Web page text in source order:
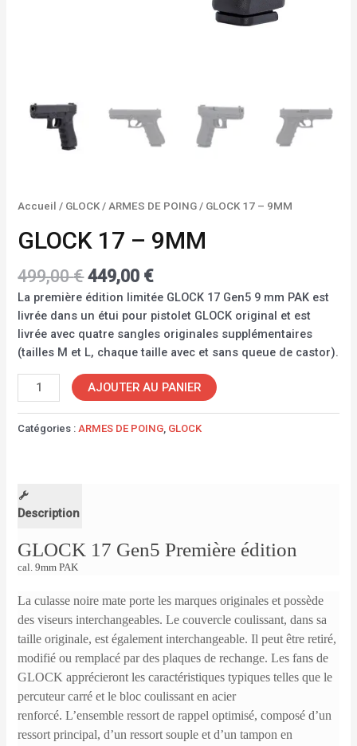
Accueil / GLOCK /ARMES DE POING / GLOCK 17 – 9MM
GLOCK 17 – 9MM
499,00€ 449,00 €
La première édition limitée GLOCK 17 Gen5 9 mm PAK est
livrée dans un étui pour pistolet GLOCK original et est
livrée avec quatre sangles originales supplémentaires
(tailles M et L, chaque taille avec et sans queue de castor).
AJOUTER AU PANIER
Catégories : ARMES DE POING GLOCK
Description
GLOCK 17 Gen5 Première édition
cal.9mm PAK
La culasse noire mate porte les marques originales et possède
des viseurs interchangeables.Le couvercle coulissant, dans sa
taille originale, est également interchangeable.Il peut être retiré,
modifié ou remplacé par des plaques de rechange.Les fans de
GLOCK apprécieront les caractéristiques typiques telles que le
percuteur carré et le bloc coulissant en acier
renforcé.L’ensemble ressort de rappel optimisé, composé d’un
ressort principal, d’un ressort souple et d’un tampon en